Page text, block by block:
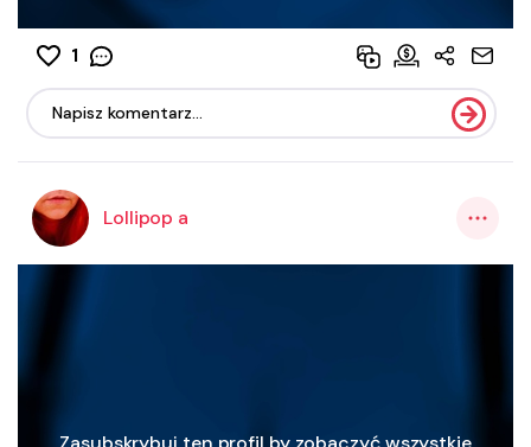
1
Lollipop a